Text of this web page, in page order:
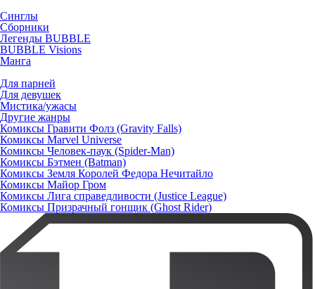
Синглы
Сборники
Легенды BUBBLE
BUBBLE Visions
Манга
Для парней
Для девушек
Мистика/ужасы
Другие жанры
Комиксы Гравити Фолз (Gravity Falls)
Комиксы Marvel Universe
Комиксы Человек-паук (Spider-Man)
Комиксы Бэтмен (Batman)
Комиксы Земля Королей Федора Нечитайло
Комиксы Майор Гром
Комиксы Лига справедливости (Justice League)
Комиксы Призрачный гонщик (Ghost Rider)